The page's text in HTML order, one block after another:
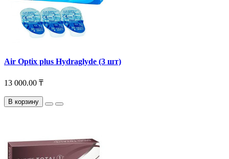
Air Optix plus Hydraglyde (3 шт)
13 000.00 ₸
В корзину